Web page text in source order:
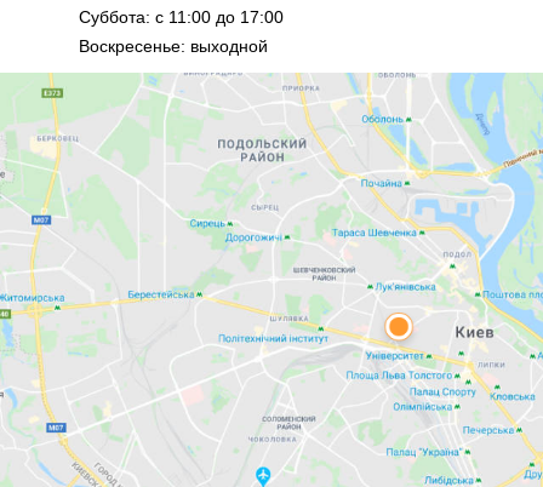
Суббота: с 11:00 до 17:00
Воскресенье: выходной